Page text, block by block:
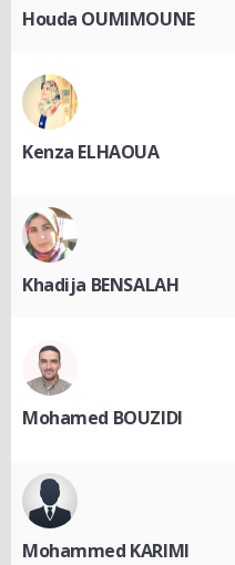
Houda OUMIMOUNE
Kenza ELHAOUA
Khadija BENSALAH
Mohamed BOUZIDI
Mohammed KARIMI